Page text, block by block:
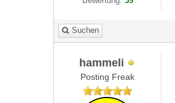
Suchen
hammeli
Posting Freak